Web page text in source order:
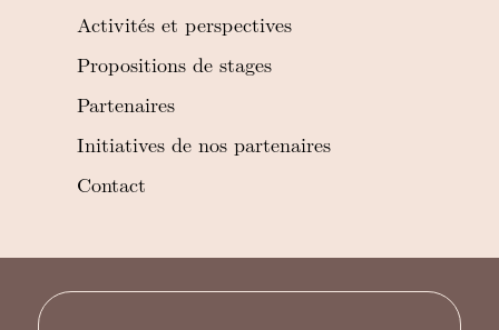
Activités et perspectives
Propositions de stages
Partenaires
Initiatives de nos partenaires
Contact